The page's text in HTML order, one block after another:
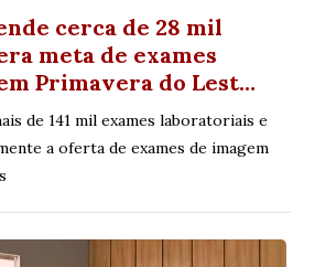
cerca de 28 mil
meta de exames
Primavera do Lest…
de 141 mil exames laboratoriais e
a oferta de exames de imagem